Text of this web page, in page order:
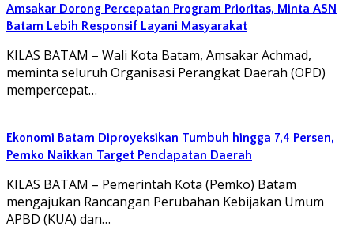
Amsakar Dorong Percepatan Program Prioritas, Minta ASN
Batam Lebih Responsif Layani Masyarakat
KILAS BATAM – Wali Kota Batam, Amsakar Achmad,
meminta seluruh Organisasi Perangkat Daerah (OPD)
mempercepat…
Ekonomi Batam Diproyeksikan Tumbuh hingga 7,4 Persen,
Pemko Naikkan Target Pendapatan Daerah
KILAS BATAM – Pemerintah Kota (Pemko) Batam
mengajukan Rancangan Perubahan Kebijakan Umum
APBD (KUA) dan…